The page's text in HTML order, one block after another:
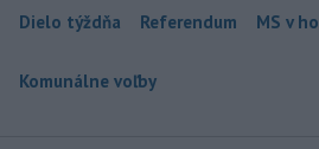
Dielo týždňa Referendum MS v
Komunálne voľby